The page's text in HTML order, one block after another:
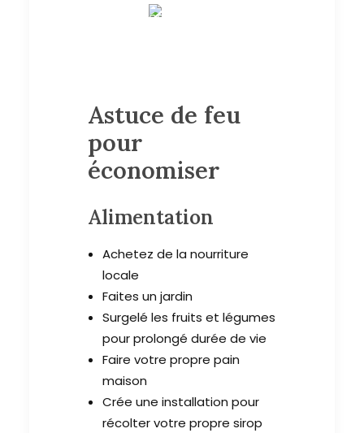
Astuce de feu
pour
économiser
Alimentation
Achetez de la nourriture
locale
Faites un jardin
Surgelé les fruits et légumes
pour prolongé durée de vie
Faire votre propre pain
maison
Crée une installation pour
récolter votre propre sirop